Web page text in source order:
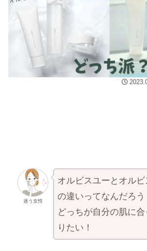
迷う女性
オルビスユーとオルビ
の違いってなんだろう
どっちが自分の肌に
りたい！